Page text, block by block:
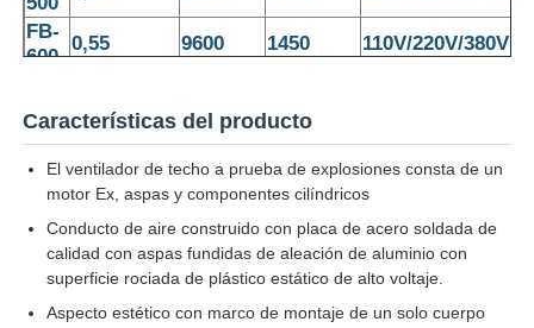
Sobre nosotros
Visita a la fábrica
Control de Calidad
Contacto
FB-
600
0,55 9600 1450 110V/220V/380V
750
Características del producto
El ventilador de techo a prueba de explosiones consta de un
motor Ex, aspas y componentes cilíndricos
Conducto de aire construido con placa de acero soldada de
calidad con aspas fundidas de aleación de aluminio con
superficie rociada de plástico estático de alto voltaje.
Aspecto estético con marco de montaje de un solo cuerpo